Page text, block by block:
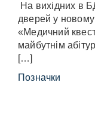
На вихідних в
дверей у
«Медичний
майбутнім
[…]
Позначки